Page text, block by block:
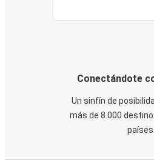
Conectándote
Un sinfín de
más de 8.000
países.